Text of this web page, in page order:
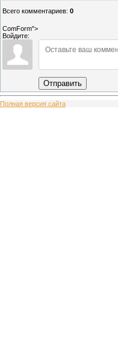
Всего комментариев: 0
ComForm">
Войдите:
Отправить
Полная версия сайта